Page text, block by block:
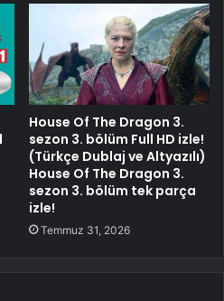
House Of The Dragon 3.
sezon 3. bölüm Full HD izle!
(Türkçe Dublaj ve Altyazılı)
House Of The Dragon 3.
sezon 3. bölüm tek parça
izle!
Temmuz 31, 2026